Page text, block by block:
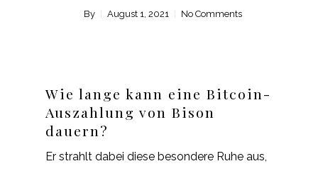
By August 1, 2021 No Comments
Wie lange kann eine Bitcoin-
Auszahlung von Bison
dauern?
Er strahlt dabei diese besondere Ruhe aus,